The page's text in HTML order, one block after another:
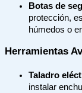
Botas de
protección,
húmedos o
Herramientas
Taladro
instalar